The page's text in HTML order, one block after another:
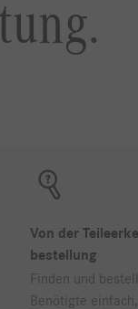
Von der
bestellung
Finden und
Benötigte